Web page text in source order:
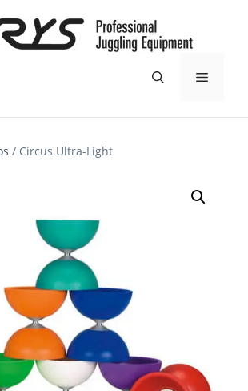
Menu
/ Circus Ultra-Light